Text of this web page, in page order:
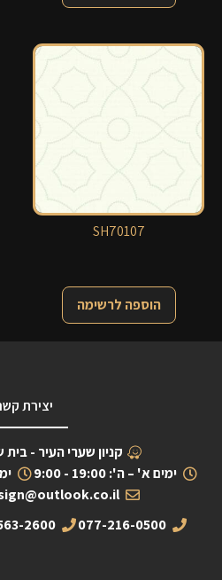
SH70107
הוספה לרשימה
יצירת קשר
קניון שערי העיר -
ימים א' – ה': 19:00 - 9:00
077-216-0500
2600